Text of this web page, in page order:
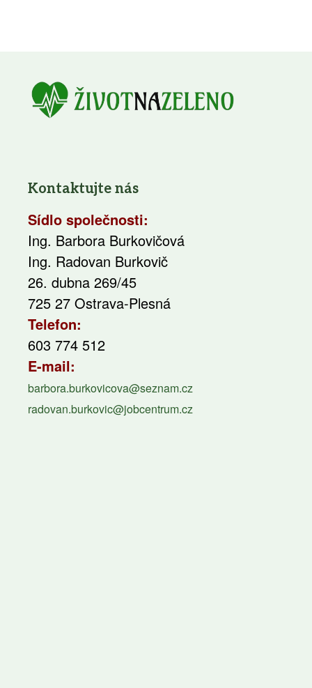
Kontaktujte nás
Sídlo společnosti:
Ing. Barbora Burkovičová
Ing. Radovan Burkovič
26. dubna 269/45
725 27 Ostrava-Plesná
Telefon:
603 774 512
E-mail:
barbora.burkovicova@seznam.cz
radovan.burkovic@jobcentrum.cz